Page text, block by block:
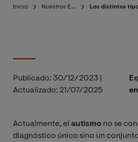
Inicio Nuestros Expertos Los distintos
Publicado: 30/12/2023
Actualizado: 21/07/2025
Actualmente, el autismo no se
diagnóstico único sino un